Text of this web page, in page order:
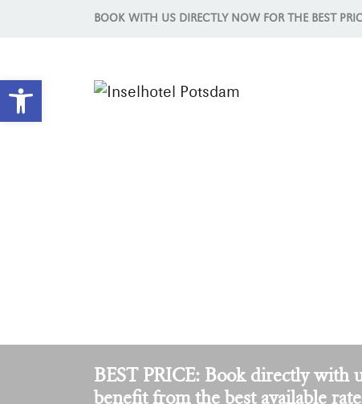
Open toolbar
BOOK WITH US DIRECTLY NOW FOR THE BEST
BEST PRICE: Book directly with
benefit from the best available